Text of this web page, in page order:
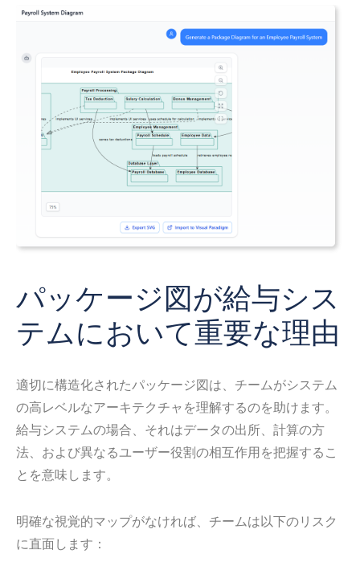
パッケージ図が給与シス
テムにおいて重要な理由
適切に構造化されたパッケージ図は、チームがシステム
の高レベルなアーキテクチャを理解するのを助けます。
給与システムの場合、それはデータの出所、計算の方
法、および異なるユーザー役割の相互作用を把握するこ
とを意味します。
明確な視覚的マップがなければ、チームは以下のリスク
に直面します：